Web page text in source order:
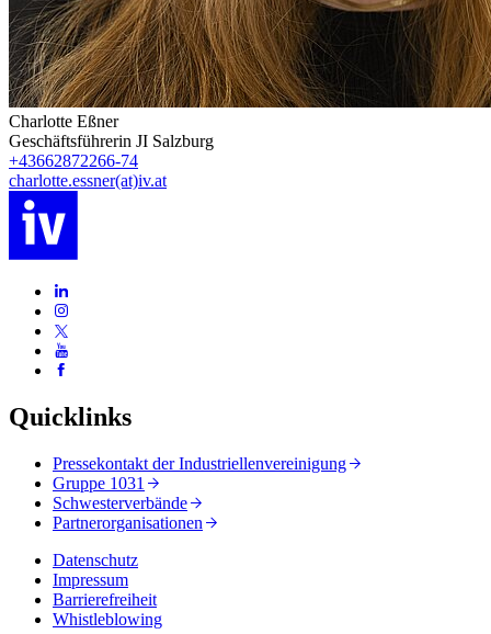
Charlotte Eßner
Geschäftsführerin JI Salzburg
+43662872266-74
charlotte.essner(at)iv.at
Quicklinks
Pressekontakt der Industriellenvereinigung
Gruppe 1031
Schwesterverbände
Partnerorganisationen
Datenschutz
Impressum
Barrierefreiheit
Whistleblowing